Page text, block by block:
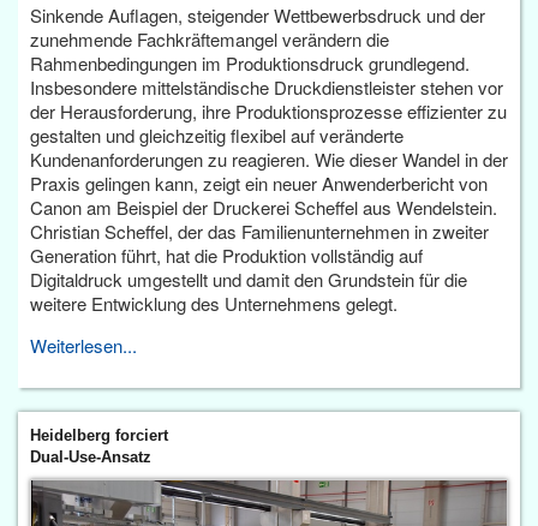
Sinkende Auflagen, steigender Wettbewerbsdruck und der
zunehmende Fachkräftemangel verändern die
Rahmenbedingungen im Produktionsdruck grundlegend.
Insbesondere mittelständische Druckdienstleister stehen vor
der Herausforderung, ihre Produktionsprozesse effizienter zu
gestalten und gleichzeitig flexibel auf veränderte
Kundenanforderungen zu reagieren. Wie dieser Wandel in der
Praxis gelingen kann, zeigt ein neuer Anwenderbericht von
Canon am Beispiel der Druckerei Scheffel aus Wendelstein.
Christian Scheffel, der das Familienunternehmen in zweiter
Generation führt, hat die Produktion vollständig auf
Digitaldruck umgestellt und damit den Grundstein für die
weitere Entwicklung des Unternehmens gelegt.
Weiterlesen...
Heidelberg forciert
Dual-Use-Ansatz